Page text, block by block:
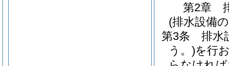
第2章
(排水設備
第3条
排水
う。)を行